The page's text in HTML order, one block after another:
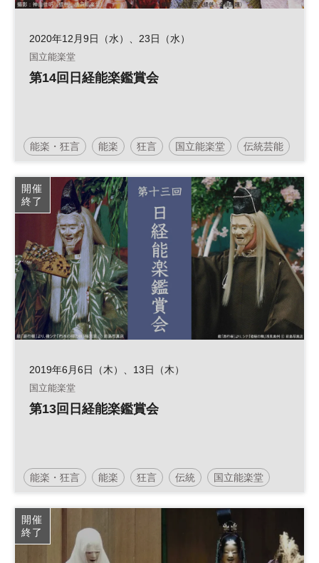
2020年12月9日（水）、23日（水）
国立能楽堂
第14回日経能楽鑑賞会
能楽・狂言 能楽 狂言 国立能楽堂 伝統芸能
開催
終了
2019年6月6日（木）、13日（木）
国立能楽堂
第13回日経能楽鑑賞会
能楽・狂言 能楽 狂言 伝統 国立能楽堂
伝統芸能
開催
終了